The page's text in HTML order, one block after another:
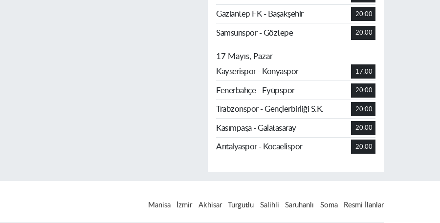
Gaziantep FK - Başakşehir 20:00
Samsunspor - Göztepe 20:00
17 Mayıs, Pazar
Kayserispor - Konyaspor
17:00
Fenerbahçe - Eyüpspor 20:00
Trabzonspor - Gençlerbirliği S.K. 20:00
Kasımpaşa - Galatasaray 20:00
Antalyaspor - Kocaelispor 20:00
Manisa İzmir Akhisar Turgutlu Salihli Saruhanlı Soma Resmi İlanlar